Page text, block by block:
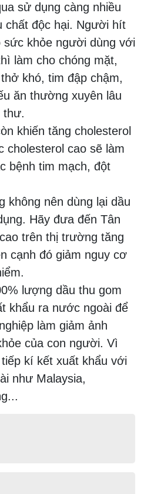
sử dụng càng nhiều
chất độc hại. Người hít
sức khỏe người dùng với
làm cho chóng mặt,
khó, tim đập chậm,
ăn thường xuyên lâu
thư.
khiến tăng cholesterol
cholesterol cao sẽ làm
bệnh tim mạch, đột
không nên dùng lại dầu
Hãy đưa đến Tân
trên thị trường tăng
cạnh đó giảm nguy cơ
lượng dầu thu gom
khẩu ra nước ngoài để
làm giảm ảnh
của con người. Vì
kí kết xuất khẩu với
như Malaysia,